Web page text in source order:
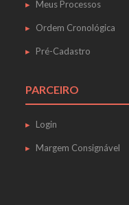
Meus Processos
Ordem Cronológica
Pré-Cadastro
PARCEIRO
Login
Margem Consignável